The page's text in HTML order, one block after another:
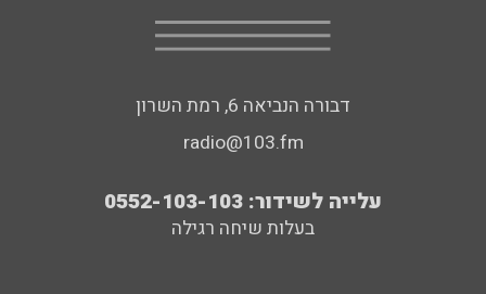
דבורה הנביאה 6, רמת השרון
radio@103.fm
עלייה לשידור: 0552-103-103
בעלות שיחה רגילה